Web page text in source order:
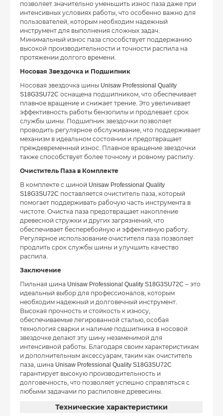
позволяет значительно уменьшить износ паза даже при
интенсивных условиях работы, что особенно важно для
пользователей, которым необходим надежный
инструмент для выполнения сложных задач.
Минимальный износ паза способствует поддержанию
высокой производительности и точности распила на
протяжении долгого времени.
Носовая Звездочка и Подшипник
Носовая звездочка шины Unisaw Professional Quality
S18G3SU72C оснащена подшипником, что обеспечивает
плавное вращение и снижает трение. Это увеличивает
эффективность работы бензопилы и продлевает срок
службы шины. Подшипник звездочки позволяет
проводить регулярное обслуживание, что поддерживает
механизм в идеальном состоянии и предотвращает
преждевременный износ. Плавное вращение звездочки
также способствует более точному и ровному распилу.
Очиститель Паза в Комплекте
В комплекте с шиной Unisaw Professional Quality
S18G3SU72C поставляется очиститель паза, который
помогает поддерживать рабочую часть инструмента в
чистоте. Очистка паза предотвращает накопление
древесной стружки и других загрязнений, что
обеспечивает бесперебойную и эффективную работу.
Регулярное использование очистителя паза позволяет
продлить срок службы шины и улучшить качество
распила.
Заключение
Пильная шина Unisaw Professional Quality S18G3SU72C – это
идеальный выбор для профессионалов, которым
необходим надежный и долговечный инструмент.
Высокая прочность и стойкость к износу,
обеспечиваемые легированной сталью, особая
технология сварки и наличие подшипника в носовой
звездочке делают эту шину незаменимой для
интенсивной работы. Благодаря своим характеристикам
и дополнительным аксессуарам, таким как очиститель
паза, шина Unisaw Professional Quality S18G3SU72C
гарантирует высокую производительность и
долговечность, что позволяет успешно справляться с
любыми задачами по распиловке древесины.
Технические характеристики